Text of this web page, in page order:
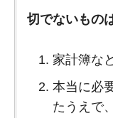
切でないもの
家計簿な
本当に必
たうえで